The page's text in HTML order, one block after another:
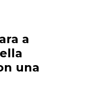
a
una